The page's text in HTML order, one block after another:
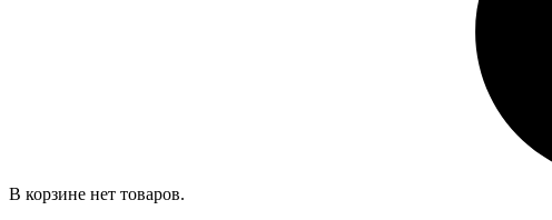
В корзине нет товаров.